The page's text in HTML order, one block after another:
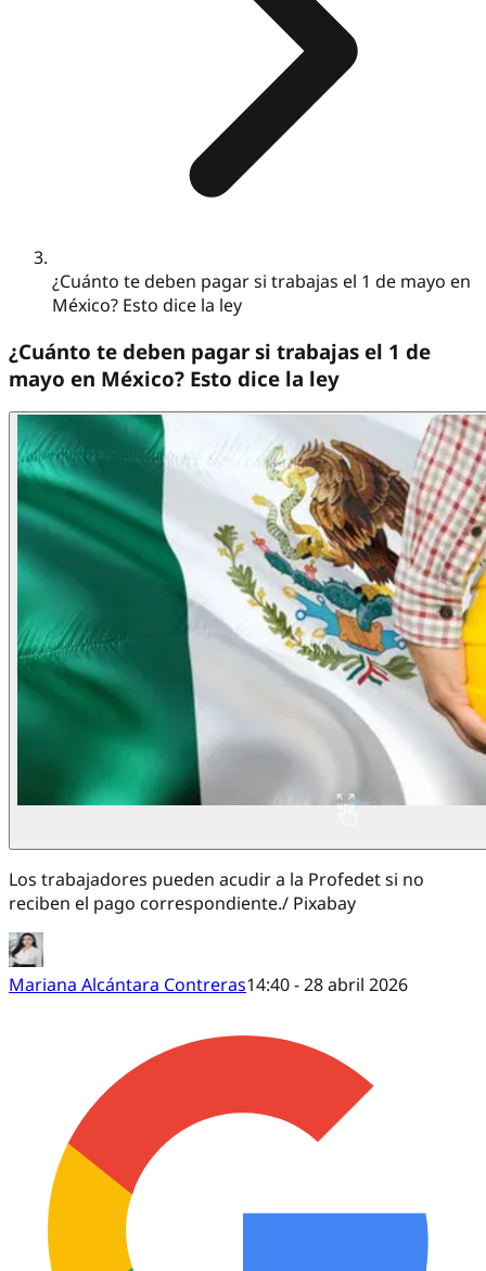
¿Cuánto te deben pagar si trabajas el 1 de mayo en
México? Esto dice la ley
¿Cuánto te deben pagar si trabajas el 1 de
mayo en México? Esto dice la ley
Los trabajadores pueden acudir a la Profedet si no
reciben el pago correspondiente./ Pixabay
Mariana Alcántara Contreras14:40 - 28 abril 2026